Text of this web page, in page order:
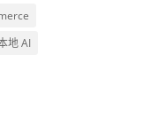
地 AI